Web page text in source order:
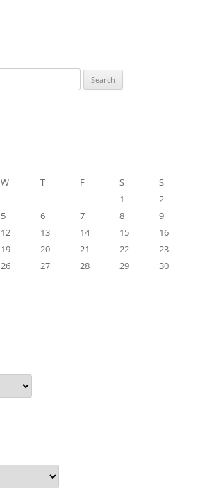
W T F S
S
1
2
5 6 7 8
9
12 13 14 15
16
19 20 21 22
23
26 27 28 29
30